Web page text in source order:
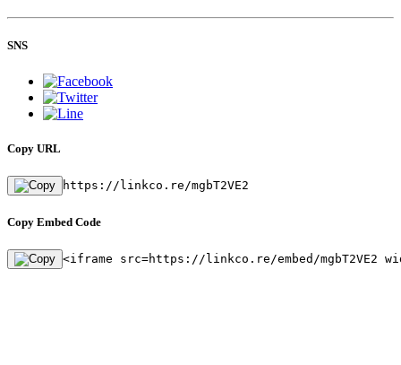
SNS
Copy URL
https://linkco.re/mgbT2VE2
Copy Embed Code
<iframe src=https://linkco.re/embed/mgbT2VE2